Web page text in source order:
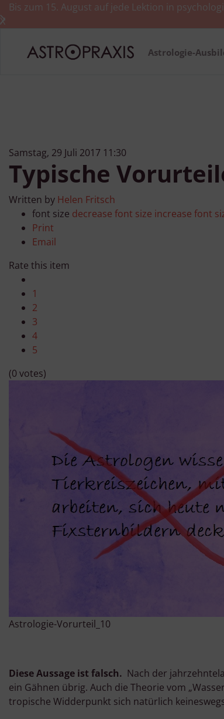
Bis zum 15. August auf jede Lektion in
X
Astrologie-
Samstag, 29 Juli 2017 11:30
Typische
Written by Helen Fritsch
font size decrease font size increase font
Print
Email
Rate this item
1
2
3
4
5
(0 votes)
Astrologie-Vorurteil_10
Diese Aussage ist falsch. Nach der
ein Gähnen übrig. Auch die Theorie vom
tropische Widderpunkt sich natürlich